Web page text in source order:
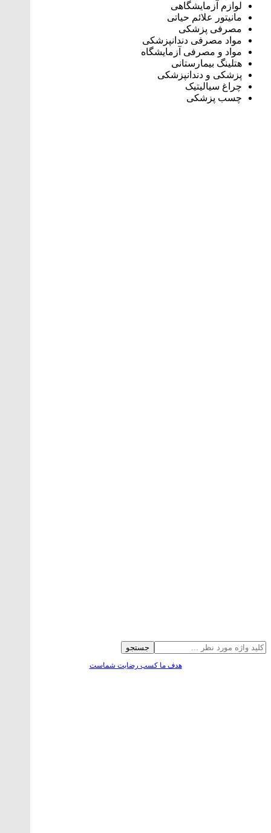
لوازم آزمایشگاهی
مانیتور علائم حیاتی
مصرفی پزشکی
مواد مصرفی دندانپزشکی
مواد و مصرفی آزمایشگاه
هتلینگ‌ بیمارستانی
پزشکی و دندانپزشکی
چراغ سیالیتیک
چسب پزشکی
جستجو
هدف ما کسب رضایت شماست